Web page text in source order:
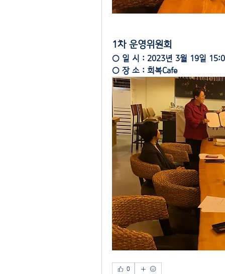
1차 운영위원회
○ 일 시 : 2023년 3월 19일
○ 장 소 : 회복Cafe
0